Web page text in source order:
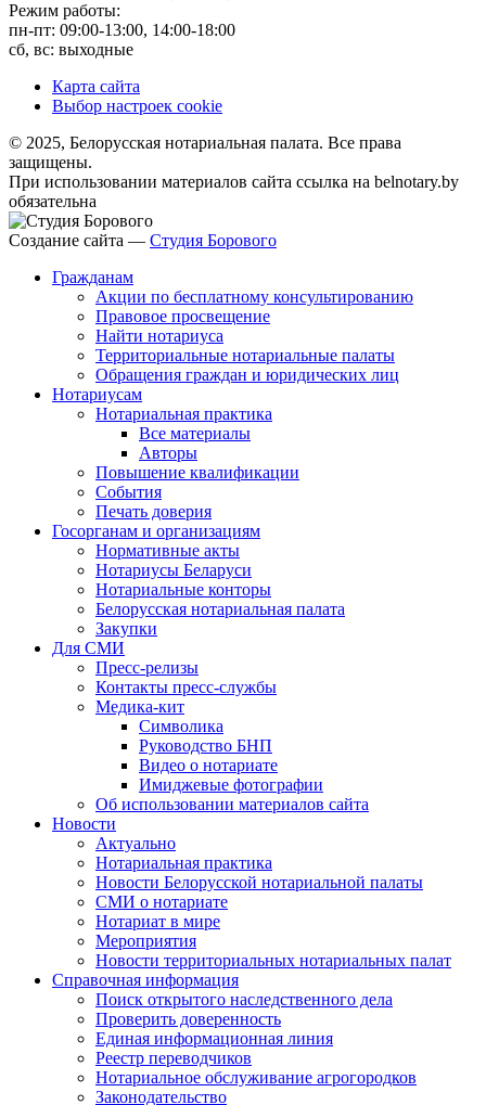
Режим работы:
пн-пт: 09:00-13:00, 14:00-18:00
сб, вс: выходные
Карта сайта
Выбор настроек cookie
© 2025, Белорусская нотариальная палата. Все права
защищены.
При использовании материалов сайта ссылка на belnotary.by
обязательна
Создание сайта — Студия Борового
Гражданам
Акции по бесплатному консультированию
Правовое просвещение
Найти нотариуса
Территориальные нотариальные палаты
Обращения граждан и юридических лиц
Нотариусам
Нотариальная практика
Все материалы
Авторы
Повышение квалификации
События
Печать доверия
Госорганам и организациям
Нормативные акты
Нотариусы Беларуси
Нотариальные конторы
Белорусская нотариальная палата
Закупки
Для СМИ
Пресс-релизы
Контакты пресс-службы
Медика-кит
Символика
Руководство БНП
Видео о нотариате
Имиджевые фотографии
Об использовании материалов сайта
Новости
Актуально
Нотариальная практика
Новости Белорусской нотариальной палаты
СМИ о нотариате
Нотариат в мире
Мероприятия
Новости территориальных нотариальных палат
Справочная информация
Поиск открытого наследственного дела
Проверить доверенность
Единая информационная линия
Реестр переводчиков
Нотариальное обслуживание агрогородков
Законодательство